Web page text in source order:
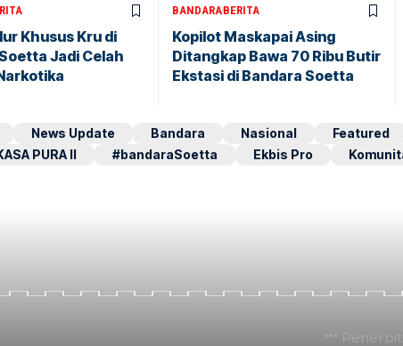
Khusus Kru di
Jadi Celah
BANDARABERITA
Kopilot Maskapai Asing
Ditangkap Bawa 70 Ribu Butir
Ekstasi di Bandara Soetta
News Update Bandara Nasional Featured
PURA II #bandaraSoetta Ekbis Pro